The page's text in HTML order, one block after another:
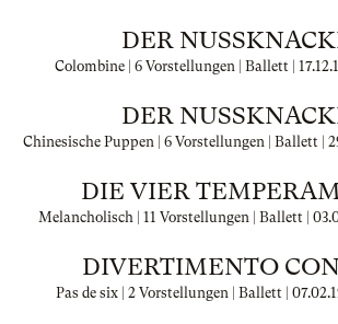
DER
Colombine | 6 Vorstellungen | Ballett |
DER
Chinesische Puppen | 6 Vorstellungen | Ballett |
DIE VIER
Melancholisch | 11 Vorstellungen | Ballett |
DIVERTIMENTO
Pas de six | 2 Vorstellungen | Ballett |